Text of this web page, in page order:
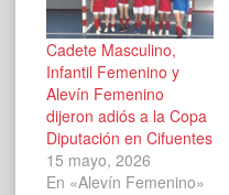
Cadete Masculino,
Infantil Femenino y
Alevín Femenino
dijeron adiós a la Copa
Diputación en Cifuentes
15 mayo, 2026
En «Alevín Femenino»